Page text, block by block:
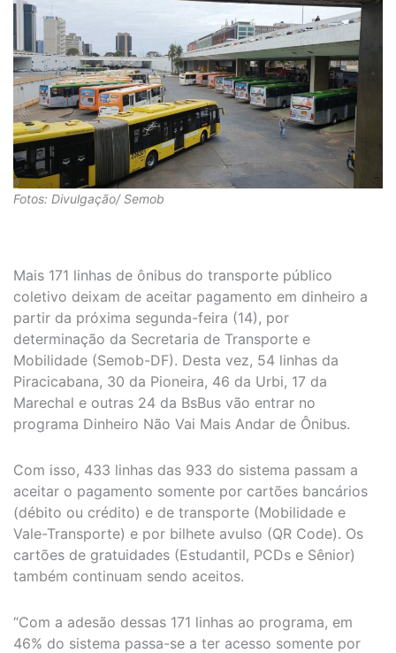
Fotos: Divulgação/ Semob
Mais 171 linhas de ônibus do transporte público
coletivo deixam de aceitar pagamento em dinheiro a
partir da próxima segunda-feira (14), por
determinação da Secretaria de Transporte e
Mobilidade (Semob-DF). Desta vez, 54 linhas da
Piracicabana, 30 da Pioneira, 46 da Urbi, 17 da
Marechal e outras 24 da BsBus vão entrar no
programa Dinheiro Não Vai Mais Andar de Ônibus.
Com isso, 433 linhas das 933 do sistema passam a
aceitar o pagamento somente por cartões bancários
(débito ou crédito) e de transporte (Mobilidade e
Vale-Transporte) e por bilhete avulso (QR Code). Os
cartões de gratuidades (Estudantil, PCDs e Sênior)
também continuam sendo aceitos.
“Com a adesão dessas 171 linhas ao programa, em
46% do sistema passa-se a ter acesso somente por